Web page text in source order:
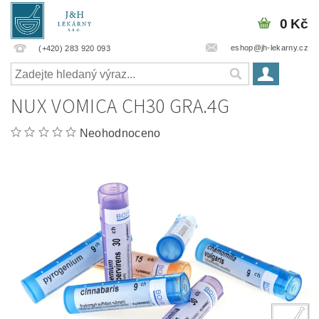
(+420) 283 920 093 eshop@jh-lekarny.cz
0 Kč
NUX VOMICA CH30 GRA.4G
Neohodnoceno